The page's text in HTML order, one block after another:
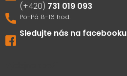
731 019 093
Sledujte nás na facebooku